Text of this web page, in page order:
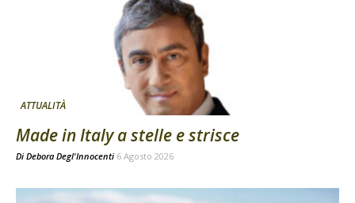
ATTUALITÀ
Made in Italy a stelle e strisce
Di Debora Degl'Innocenti 6 Agosto 2026